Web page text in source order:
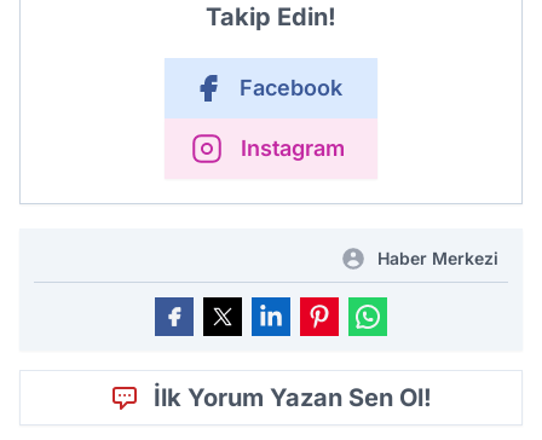
Takip Edin!
Facebook
Instagram
Haber Merkezi
İlk Yorum Yazan Sen Ol!